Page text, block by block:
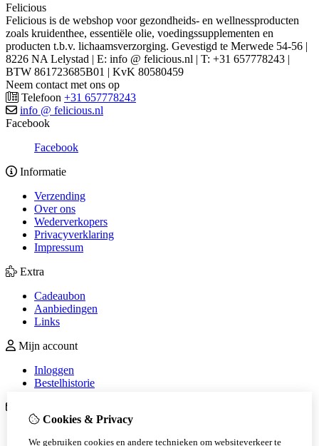
Felicious
Felicious is de webshop voor gezondheids- en wellnessproducten
zoals kruidenthee, essentiële olie, voedingssupplementen en
producten t.b.v. lichaamsverzorging. Gevestigd te Merwede 54-56 |
8226 NA Lelystad | E: info @ felicious.nl | T: +31 657778243 |
BTW 861723685B01 | KvK 80580459
Neem contact met ons op
Telefoon +31 657778243
info @ felicious.nl
Facebook
Facebook
Informatie
Verzending
Over ons
Wederverkopers
Privacyverklaring
Impressum
Extra
Cadeaubon
Aanbiedingen
Links
Mijn account
Inloggen
Bestelhistorie
Cookies & Privacy
We gebruiken cookies en andere technieken om websiteverkeer te